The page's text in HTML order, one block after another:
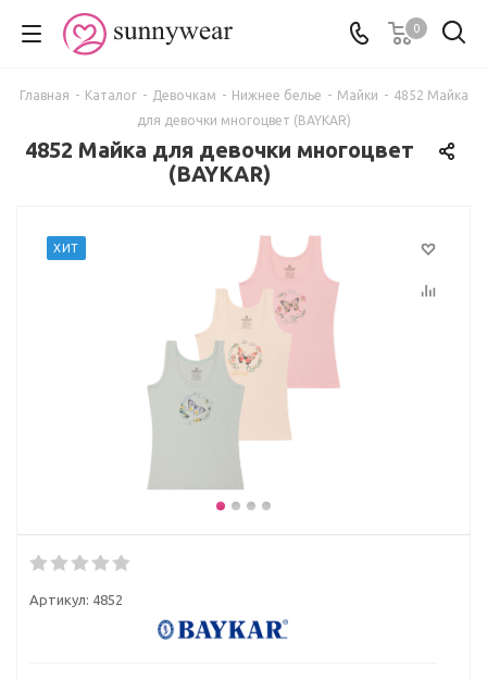
0
Главная - Каталог - Девочкам - Нижнее белье - Майки - 4852 Майка
для девочки многоцвет (BAYKAR)
4852 Майка для девочки многоцвет
(BAYKAR)
ХИТ
Артикул: 4852